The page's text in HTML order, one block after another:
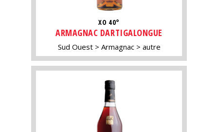
XO 40°
ARMAGNAC DARTIGALONGUE
Sud Ouest Armagnac autre